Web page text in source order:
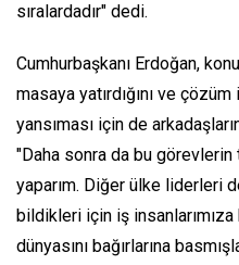
sıralardadır" dedi.
Cumhurbaşkanı Erdoğan,
masaya yatırdığını ve
yansıması için de
"Daha sonra da bu
yaparım. Diğer ülke liderleri
bildikleri için iş insanlarımıza
dünyasını bağırlarına